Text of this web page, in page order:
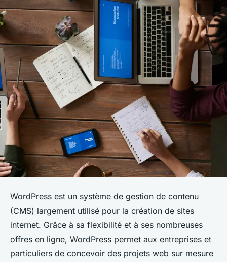
WordPress est un système de gestion de contenu
(CMS) largement utilisé pour la création de sites
internet. Grâce à sa flexibilité et à ses nombreuses
offres en ligne, WordPress permet aux entreprises et
particuliers de concevoir des projets web sur mesure